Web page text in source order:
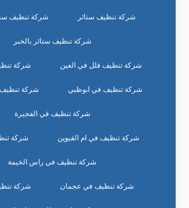
شركة تنظيف ستائر شركة تنظيف
شركة تنظيف ستائر بالخبر
شركة تنظيف فلل في العين شركة
شركة تنظيف في ابوظبي شركة
شركة تنظيف في الفجيرة
شركة تنظيف في ام القيوين شركة
شركة تنظيف في راس الخيمة
شركة تنظيف في عجمان شركة